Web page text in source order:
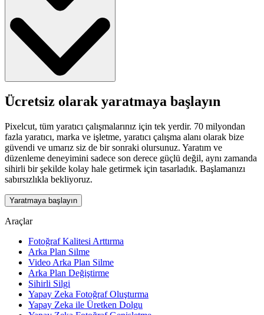
Ücretsiz olarak yaratmaya başlayın
Pixelcut, tüm yaratıcı çalışmalarınız için tek yerdir. 70 milyondan
fazla yaratıcı, marka ve işletme, yaratıcı çalışma alanı olarak bize
güvendi ve umarız siz de bir sonraki olursunuz. Yaratım ve
düzenleme deneyimini sadece son derece güçlü değil, aynı zamanda
sihirli bir şekilde kolay hale getirmek için tasarladık. Başlamanızı
sabırsızlıkla bekliyoruz.
Yaratmaya başlayın
Araçlar
Fotoğraf Kalitesi Arttırma
Arka Plan Silme
Video Arka Plan Silme
Arka Plan Değiştirme
Sihirli Silgi
Yapay Zeka Fotoğraf Oluşturma
Yapay Zeka ile Üretken Dolgu